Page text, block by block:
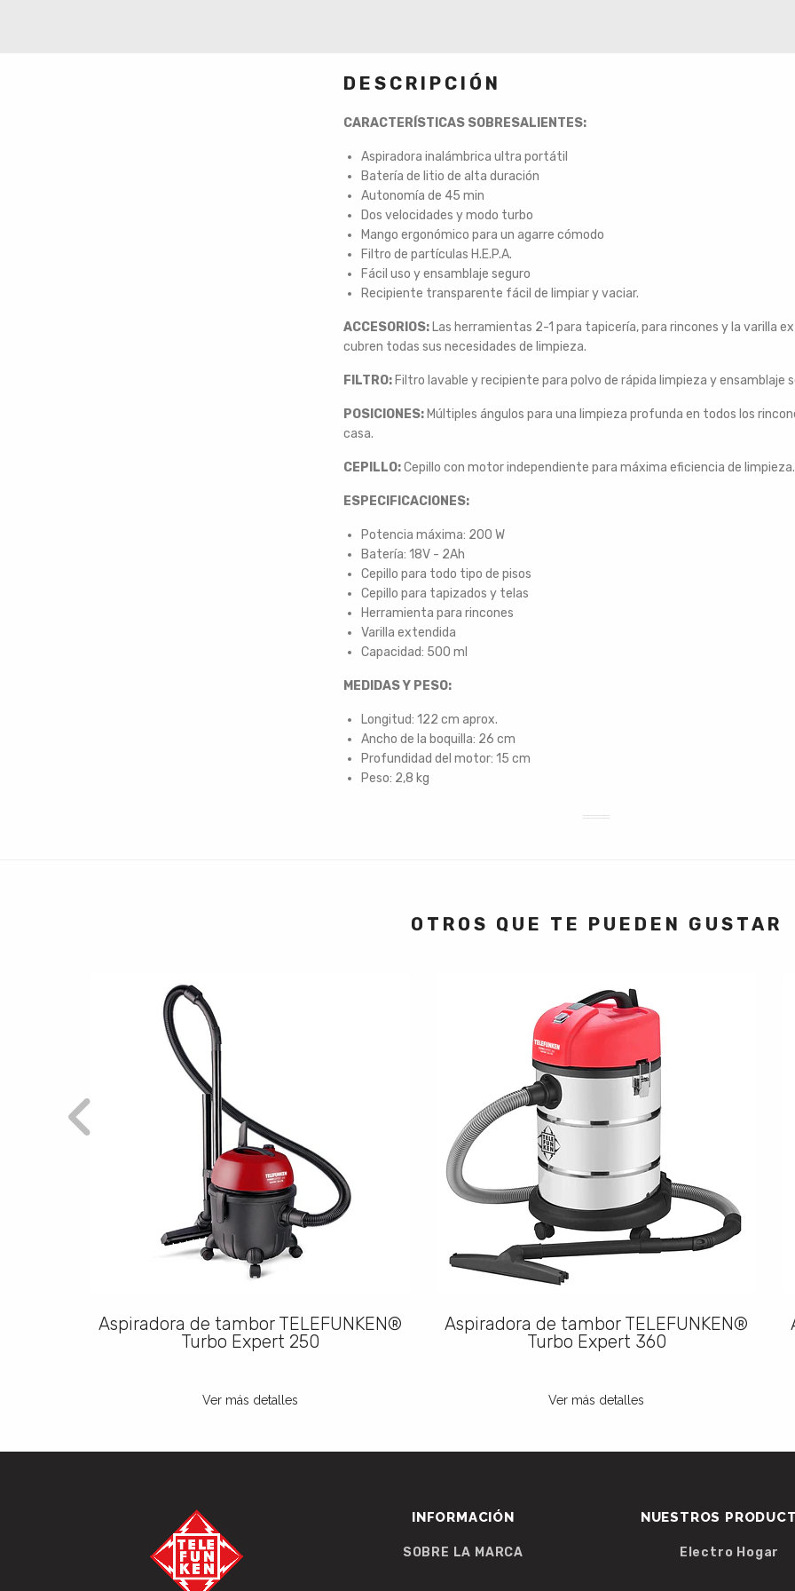
DESCRIPCIÓN
CARACTERÍSTICAS SOBRESALIENTES:
Aspiradora inalámbrica ultra portátil
Batería de litio de alta duración
Autonomía de 45 min
Dos velocidades y modo turbo
Mango ergonómico para un agarre cómodo
Filtro de partículas H.E.P.A.
Fácil uso y ensamblaje seguro
Recipiente transparente fácil de limpiar y vaciar.
ACCESORIOS: Las herramientas 2-1 para tapicería, para rincones y la varilla
cubren todas sus necesidades de limpieza.
FILTRO: Filtro lavable y recipiente para polvo de rápida limpieza y ensamblaje
POSICIONES: Múltiples ángulos para una limpieza profunda en todos los
casa.
CEPILLO:Cepillo con motor independiente para máxima eficiencia de limpieza.
ESPECIFICACIONES:
Potencia máxima: 200 W
Batería: 18V - 2Ah
Cepillo para todo tipo de pisos
Cepillo para tapizados y telas
Herramienta para rincones
Varilla extendida
Capacidad: 500 ml
MEDIDAS Y PESO:
Longitud: 122 cm aprox.
Ancho de la boquilla: 26 cm
Profundidad del motor: 15 cm
Peso: 2,8 kg
OTROS QUE TE PUEDEN GUSTAR
Aspiradora de tambor TELEFUNKEN®
Turbo Expert 250
Ver más detalles
Aspiradora de tambor TELEFUNKEN®
Turbo Expert 360
Ver más detalles
INFORMACIÓN
SOBRE LA MARCA
NUESTROS
Electro Hogar